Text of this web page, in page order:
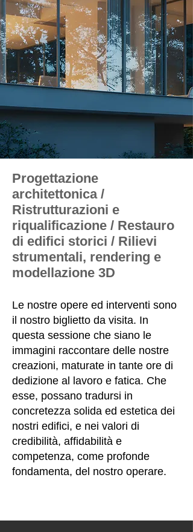
Progettazione
architettonica /
Ristrutturazioni e
riqualificazione / Restauro
di edifici storici / Rilievi
strumentali, rendering e
modellazione 3D
Le nostre opere ed interventi sono
il nostro biglietto da visita. In
questa sessione che siano le
immagini raccontare delle nostre
creazioni, maturate in tante ore di
dedizione al lavoro e fatica. Che
esse, possano tradursi in
concretezza solida ed estetica dei
nostri edifici, e nei valori di
credibilità, affidabilità e
competenza, come profonde
fondamenta, del nostro operare.